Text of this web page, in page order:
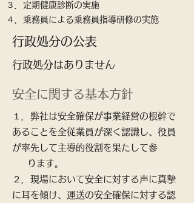
３．定期健康診断の実施
​４．乗務員による乗務員指導研修の実施
行政処分の公表
行政処分はありません
安全に関する基本方針
１．弊社は安全確保が事業経営の根幹で
あることを全従業員が深く認識し、役員
が率先して主導的役割を果たして参
ります。
２．現場において安全に対する声に真摯
に耳を傾け、運送の安全確保に対する認